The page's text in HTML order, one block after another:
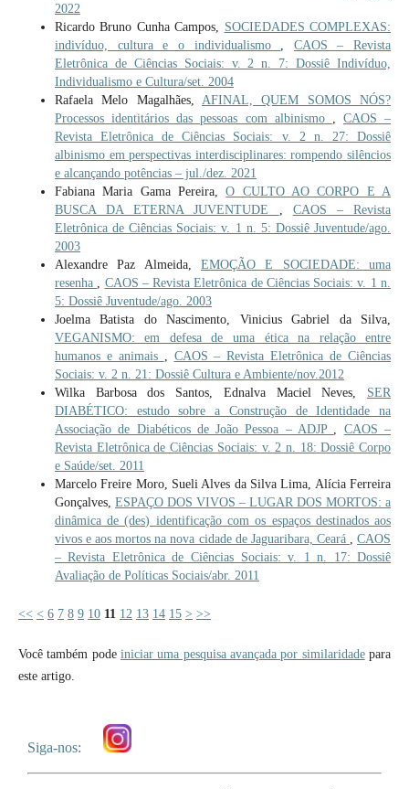
2022
Ricardo Bruno Cunha Campos, SOCIEDADES COMPLEXAS:
indivíduo, cultura e o individualismo , CAOS – Revista
Eletrônica de Ciências Sociais: v. 2 n. 7: Dossiê Indivíduo,
Individualismo e Cultura/set. 2004
Rafaela Melo Magalhães, AFINAL, QUEM SOMOS NÓS?
Processos identitários das pessoas com albinismo , CAOS –
Revista Eletrônica de Ciências Sociais: v. 2 n. 27: Dossiê
albinismo em perspectivas interdisciplinares: rompendo silêncios
e alcançando potências – jul./dez. 2021
Fabiana Maria Gama Pereira,O CULTO AO CORPO E A
BUSCA DA ETERNA JUVENTUDE , CAOS – Revista
Eletrônica de Ciências Sociais: v. 1 n. 5: Dossiê Juventude/ago.
2003
Alexandre Paz Almeida, EMOÇÃO E SOCIEDADE: uma
resenha , CAOS – Revista Eletrônica de Ciências Sociais: v. 1 n.
5: Dossiê Juventude/ago. 2003
Joelma Batista do Nascimento, Vinicius Gabriel da Silva,
VEGANISMO: em defesa de uma ética na relação entre
humanos e animais , CAOS – Revista Eletrônica de Ciências
Sociais: v. 2 n. 21: Dossiê Cultura e Ambiente/nov.2012
Wilka Barbosa dos Santos, Ednalva Maciel Neves, SER
DIABÉTICO: estudo sobre a Construção de Identidade na
Associação de Diabéticos de João Pessoa – ADJP , CAOS –
Revista Eletrônica de Ciências Sociais: v. 2 n. 18: Dossiê Corpo
e Saúde/set. 2011
Marcelo Freire Moro, Sueli Alves da Silva Lima, Alícia Ferreira
Gonçalves, ESPAÇO DOS VIVOS – LUGAR DOS MORTOS: a
dinâmica de (des) identificação com os espaços destinados aos
vivos e aos mortos na nova cidade de Jaguaribara, Ceará ,CAOS
– Revista Eletrônica de Ciências Sociais: v. 1 n. 17: Dossiê
Avaliação de Políticas Sociais/abr. 2011
<< < 6 7 8 9 10 11 12 13 14 15 > >>
Você também pode iniciar uma pesquisa avançada por similaridadepara
este artigo.
Siga-nos: